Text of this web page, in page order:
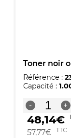
Toner noir
Référence :
Capacité :
-
quantité
de
Toner
noir
+
48,14€
57,77€ TTC